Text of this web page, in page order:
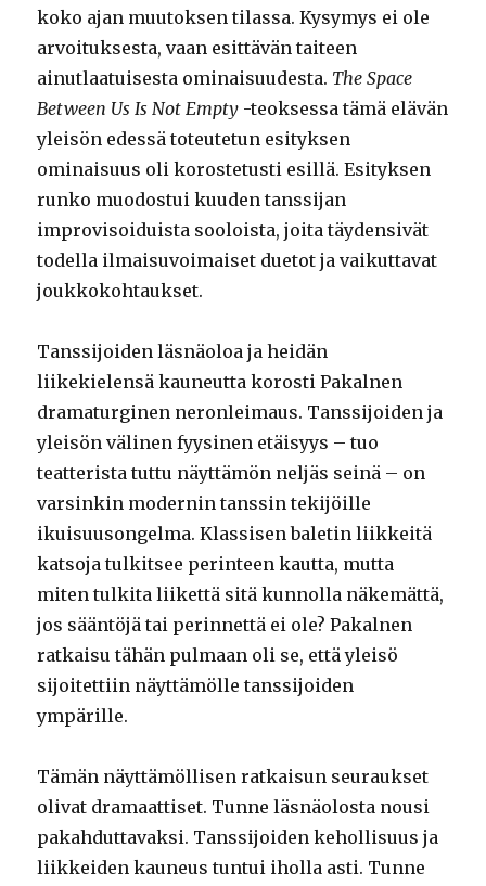
koko ajan muutoksen tilassa. Kysymys ei ole
arvoituksesta, vaan esittävän taiteen
ainutlaatuisesta ominaisuudesta. The Space
Between Us Is Not Empty -teoksessa tämä elävän
yleisön edessä toteutetun esityksen
ominaisuus oli korostetusti esillä. Esityksen
runko muodostui kuuden tanssijan
improvisoiduista sooloista, joita täydensivät
todella ilmaisuvoimaiset duetot ja vaikuttavat
joukkokohtaukset.
Tanssijoiden läsnäoloa ja heidän
liikekielensä kauneutta korosti Pakalnen
dramaturginen neronleimaus. Tanssijoiden ja
yleisön välinen fyysinen etäisyys – tuo
teatterista tuttu näyttämön neljäs seinä – on
varsinkin modernin tanssin tekijöille
ikuisuusongelma. Klassisen baletin liikkeitä
katsoja tulkitsee perinteen kautta, mutta
miten tulkita liikettä sitä kunnolla näkemättä,
jos sääntöjä tai perinnettä ei ole? Pakalnen
ratkaisu tähän pulmaan oli se, että yleisö
sijoitettiin näyttämölle tanssijoiden
ympärille.
Tämän näyttämöllisen ratkaisun seuraukset
olivat dramaattiset. Tunne läsnäolosta nousi
pakahduttavaksi. Tanssijoiden kehollisuus ja
liikkeiden kauneus tuntui iholla asti. Tunne